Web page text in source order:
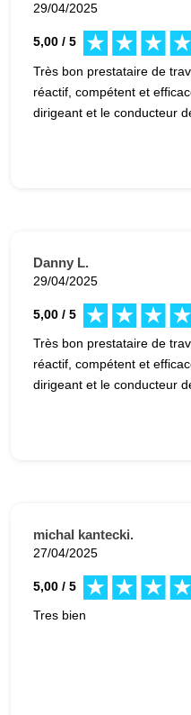
29/04/2025
5,00 / 5
Très bon prestataire de
réactif, compétent et
dirigeant et le conducteur
Danny L.
29/04/2025
5,00 / 5
Très bon prestataire de
réactif, compétent et
dirigeant et le conducteur
michal kantecki.
27/04/2025
5,00 / 5
Tres bien